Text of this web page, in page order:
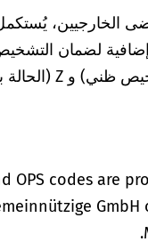
الخارجيين،
OPS codes are